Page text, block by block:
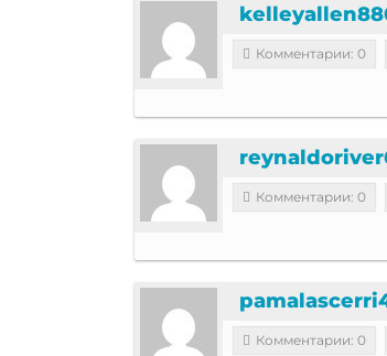
Комментарии: 0
Комментарии: 0
Комментарии: 0